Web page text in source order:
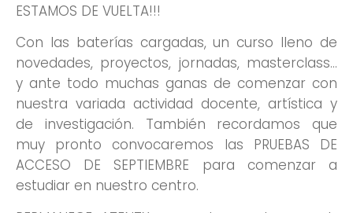
ESTAMOS DE VUELTA!!!
Con las baterías cargadas, un curso lleno de
novedades, proyectos, jornadas, masterclass…
y ante todo muchas ganas de comenzar con
nuestra variada actividad docente, artística y
de investigación. También recordamos que
muy pronto convocaremos las PRUEBAS DE
ACCESO DE SEPTIEMBRE para comenzar a
estudiar en nuestro centro.